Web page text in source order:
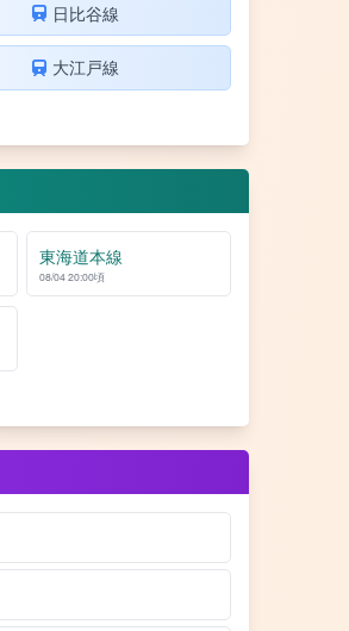
日比谷線
大江戸線
東海道本線
08/04 20:00頃